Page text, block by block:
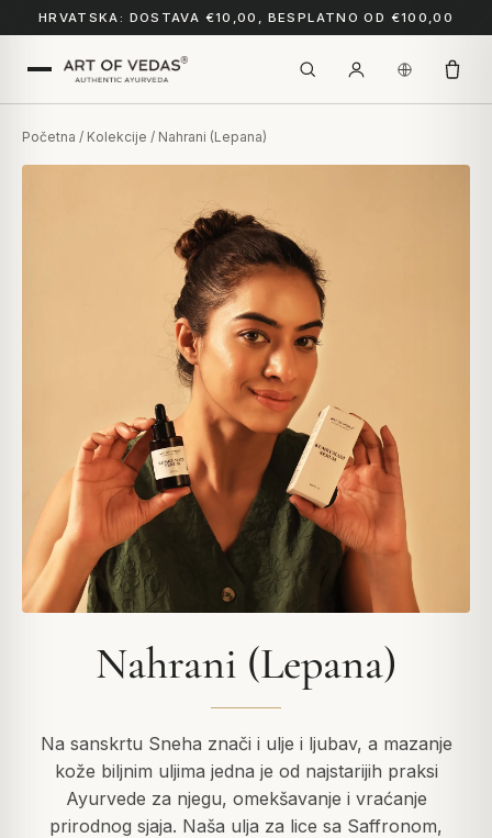
HRVATSKA: DOSTAVA €10,00, BESPLATNO OD €100,00
Početna / Kolekcije / Nahrani (Lepana)
Nahrani (Lepana)
Na sanskrtu Sneha znači i ulje i ljubav, a mazanje
kože biljnim uljima jedna je od najstarijih praksi
Ayurvede za njegu, omekšavanje i vraćanje
prirodnog sjaja. Naša ulja za lice sa Saffronom,